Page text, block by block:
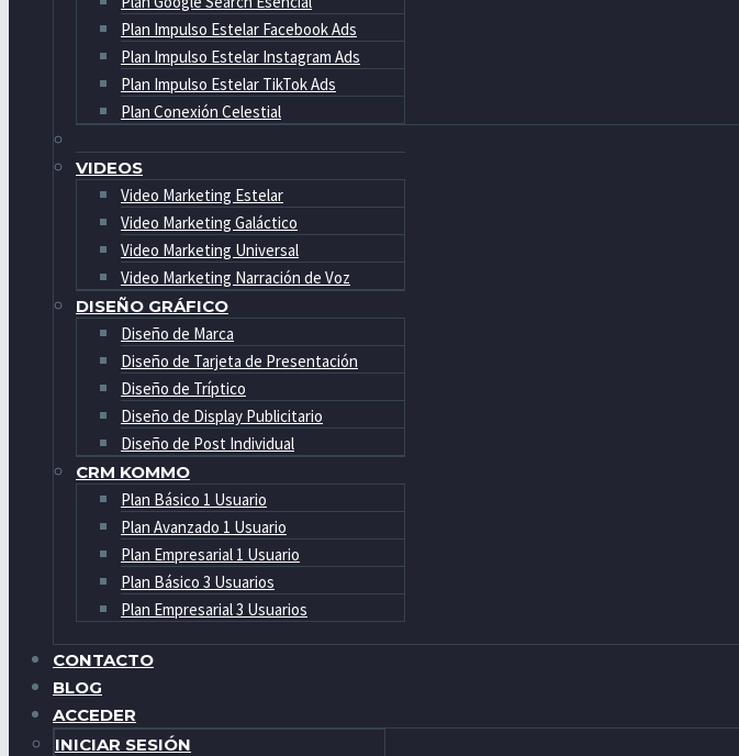
Plan Impulso Estelar Facebook Ads
Plan Impulso Estelar Instagram Ads
Plan Impulso Estelar TikTok Ads
Plan Conexión Celestial
VIDEOS
Video Marketing Estelar
Video Marketing Galáctico
Video Marketing Universal
Video Marketing Narración de Voz
DISEÑO GRÁFICO
Diseño de Marca
Diseño de Tarjeta de Presentación
Diseño de Tríptico
Diseño de Display Publicitario
Diseño de Post Individual
CRM KOMMO
Plan Básico 1 Usuario
Plan Avanzado 1 Usuario
Plan Empresarial 1 Usuario
Plan Básico 3 Usuarios
Plan Empresarial 3 Usuarios
CONTACTO
BLOG
ACCEDER
INICIAR SESIÓN